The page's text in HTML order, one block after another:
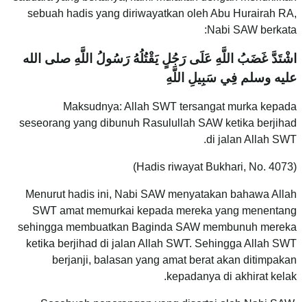
sebuah hadis yang diriwayatkan oleh Abu Hurairah RA,
Nabi SAW berkata:
اشْتَدَّ غَضَبُ اللَّهِ عَلَى رَجُلٍ يَقْتُلُهُ رَسُولُ اللَّهِ صلى الله
عليه وسلم فِي سَبِيلِ اللَّهِ
Maksudnya: Allah SWT tersangat murka kepada
seseorang yang dibunuh Rasulullah SAW ketika berjihad
di jalan Allah SWT.
(Hadis riwayat Bukhari, No. 4073)
Menurut hadis ini, Nabi SAW menyatakan bahawa Allah
SWT amat memurkai kepada mereka yang menentang
sehingga membuatkan Baginda SAW membunuh mereka
ketika berjihad di jalan Allah SWT. Sehingga Allah SWT
berjanji, balasan yang amat berat akan ditimpakan
kepadanya di akhirat kelak.